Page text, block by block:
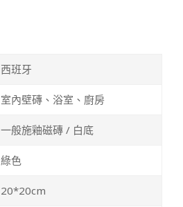
西班牙
室內壁磚、浴室、廚房
一般施釉磁磚 / 白底
綠色
20*20cm